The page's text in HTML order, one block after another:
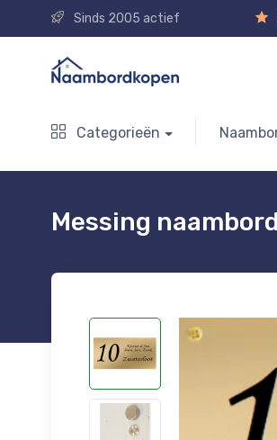
Sinds 2005 actief
Categorieën
Messing naambord